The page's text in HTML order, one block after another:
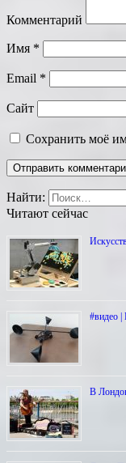
Комментарий
Имя *
Email *
Сайт
Сохранить моё
Найти:
Читают сейчас
#видео |
В